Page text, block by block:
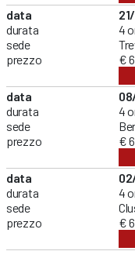
data
durata
sede
prezzo
4
€
data
durata
sede
prezzo
4
€
data
durata
sede
prezzo
4
€